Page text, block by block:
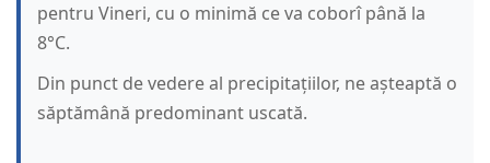
pentru Vineri, cu o minimă ce va coborî până la
8°C.
Din punct de vedere al precipitațiilor, ne așteaptă o
săptămână predominant uscată.